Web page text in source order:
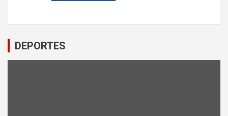
DEPORTES